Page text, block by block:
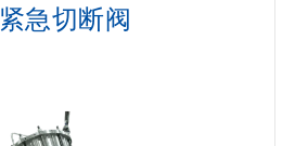
紧急切断阀